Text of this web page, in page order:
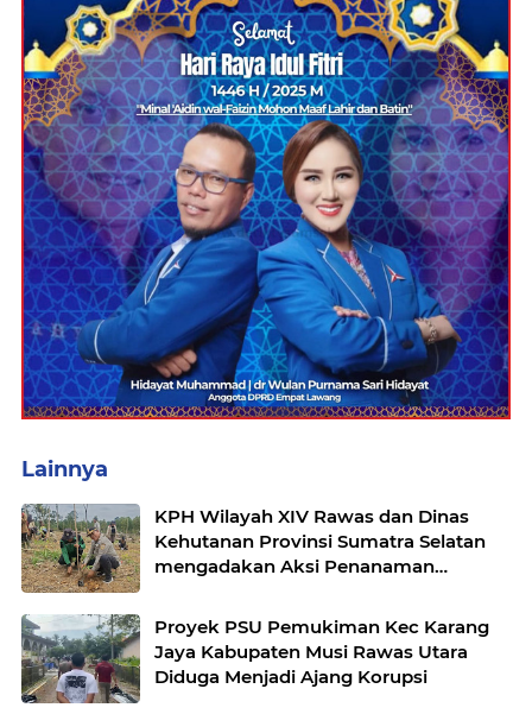
Lainnya
KPH Wilayah XIV Rawas dan Dinas
Kehutanan Provinsi Sumatra Selatan
mengadakan Aksi Penanaman
Proyek PSU Pemukiman Kec Karang
Jaya Kabupaten Musi Rawas Utara
Diduga Menjadi Ajang Korupsi